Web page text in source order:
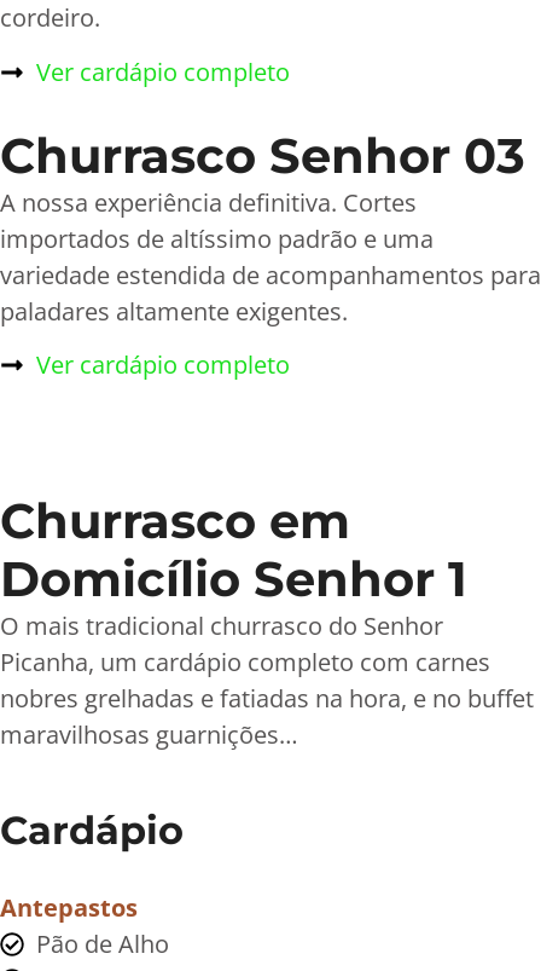
cordeiro.
Ver cardápio completo
Churrasco Senhor 03
A nossa experiência definitiva. Cortes
importados de altíssimo padrão e uma
variedade estendida de acompanhamentos para
paladares altamente exigentes.
Ver cardápio completo
Churrasco em
Domicílio Senhor 1
O mais tradicional churrasco do Senhor
Picanha, um cardápio completo com carnes
nobres grelhadas e fatiadas na hora, e no buffet
maravilhosas guarnições…
Cardápio
Antepastos
Pão de Alho